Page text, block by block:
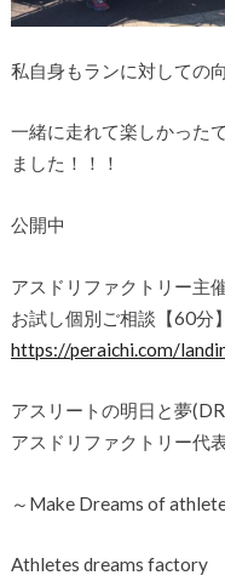
私自身もランに対しての
一緒に走れて楽しかった
ました！！！
公開中
アスドリファクトリー主
お試し個別ご相談【60分
https://peraichi.com/
アスリートの明日と夢
アスドリファクトリー代
～Make Dreams of
Athletes dreams factory